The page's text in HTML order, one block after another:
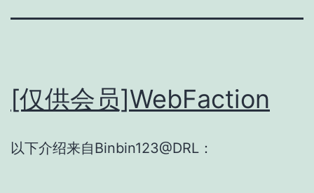
[仅供会员]WebFaction
以下介绍来自Binbin123@DRL：